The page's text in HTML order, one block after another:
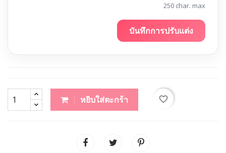
250 char. max
บันทึกการปรับแต่ง
หยิบใส่ตะกร้า favorite_border